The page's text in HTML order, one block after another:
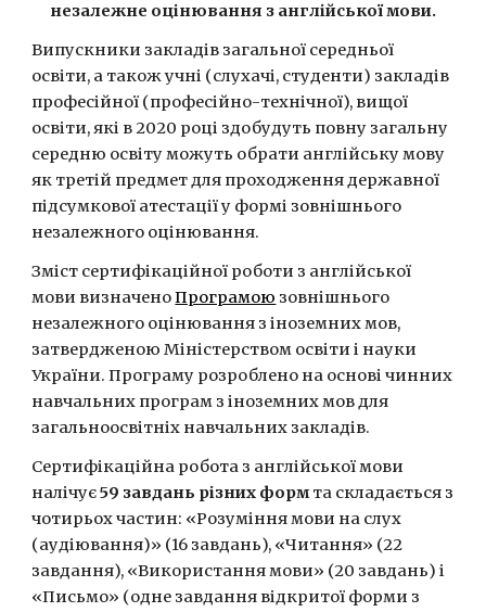
незалежне оцінювання з англійської мови.
Випускники закладів загальної середньої
освіти, а також учні (слухачі, студенти) закладів
професійної (професійно-технічної), вищої
освіти, які в 2020 році здобудуть повну загальну
середню освіту можуть обрати англійську мову
як третій предмет для проходження державної
підсумкової атестації у формі зовнішнього
незалежного оцінювання.
Зміст сертифікаційної роботи з англійської
мови визначено Програмою зовнішнього
незалежного оцінювання з іноземних мов,
затвердженою Міністерством освіти і науки
України. Програму розроблено на основі чинних
навчальних програм з іноземних мов для
загальноосвітніх навчальних закладів.
Сертифікаційна робота з англійської мови
налічує 59 завдань різних форм та складається з
чотирьох частин: «Розуміння мови на слух
(аудіювання)» (16 завдань), «Читання» (22
завдання), «Використання мови» (20 завдань) і
«Письмо» (одне завдання відкритої форми з